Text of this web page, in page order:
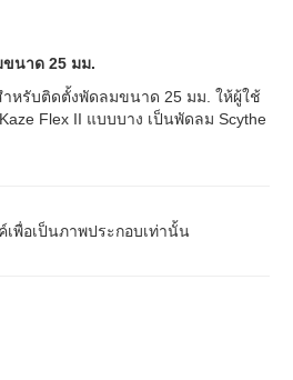
นาด 25 มม.
หรับติดตั้งพัดลมขนาด 25 มม. ให้ผู้ใช้
Flex II แบบบาง เป็นพัดลม Scythe
พื่อเป็นภาพประกอบเท่านั้น